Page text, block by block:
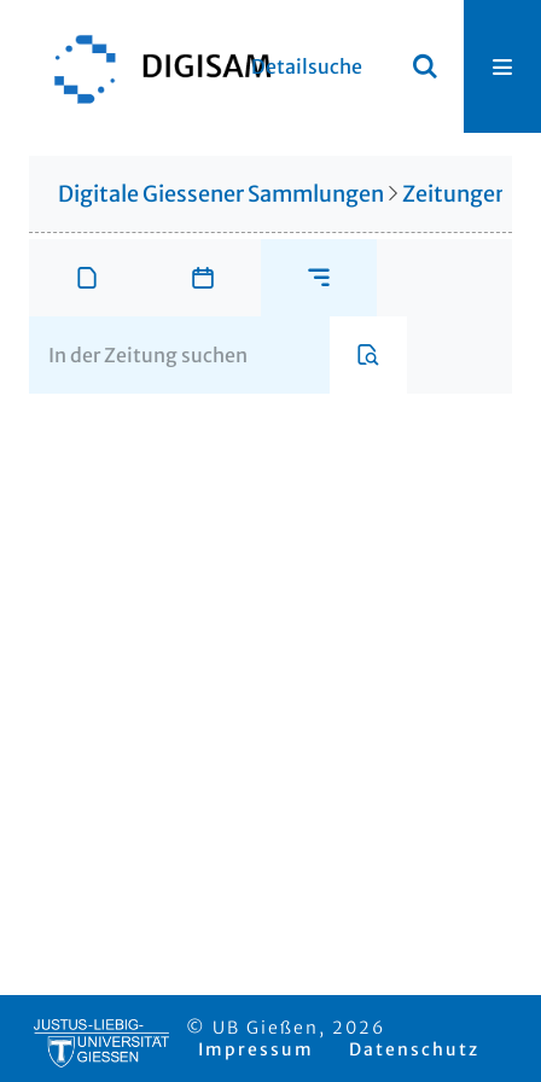
Detailsuche
Digitale Giessener Sammlungen Zeitungen
© UB Gießen, 2026
Impressum
Datenschutz